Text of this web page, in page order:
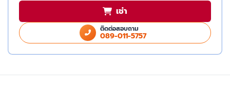
เช่า
ติดต่อสอบถาม
089-011-5757